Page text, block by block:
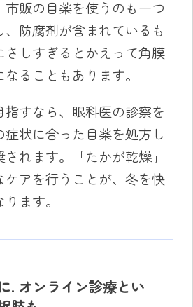
販の目薬を使うのも一つ
防腐剤が含まれているも
さしすぎるとかえって角膜
ることもあります。
すなら、眼科医の診察を
状に合った目薬を処方し
れます。「たかが乾燥」
ケアを行うことが、冬を快
ます。
. オンライン診療とい